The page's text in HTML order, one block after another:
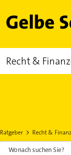
Gelbe
Recht &
Ratgeber Recht &
Wonach suchen Sie?